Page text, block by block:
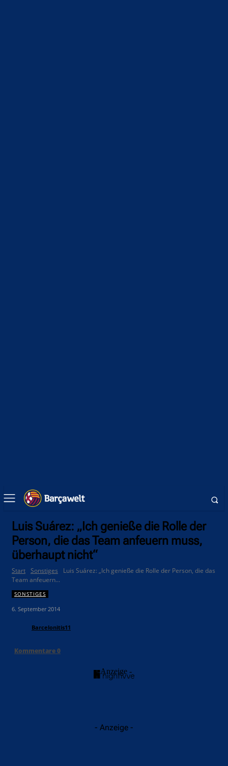
Luis Suárez: „Ich genieße die Rolle der
Person, die das Team anfeuern muss,
überhaupt nicht“
Start Sonstiges
Luis Suárez: „Ich genieße die Rolle der Person, die das
Team anfeuern...
SONSTIGES
6. September 2014
Barcelonitis11
Kommentare0
- Anzeige -
- Anzeige -